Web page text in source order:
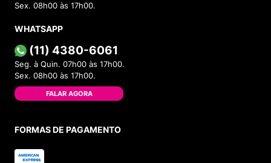
Sex. 08h00 às 17h00.
WHATSAPP
(11) 4380-6061
Seg. à Quin. 07h00 às 17h00.
Sex. 08h00 às 17h00.
FALAR AGORA
FORMAS DE PAGAMENTO